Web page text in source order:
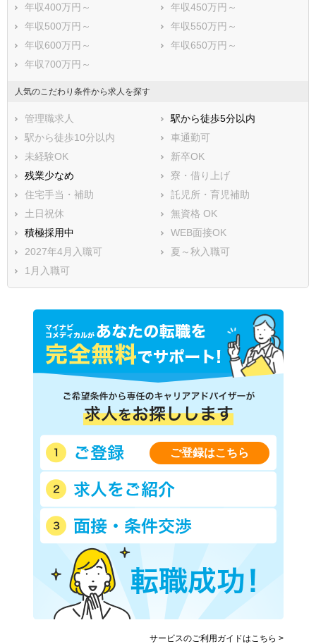
年収400万円～
年収450万円～
年収500万円～
年収550万円～
年収600万円～
年収650万円～
年収700万円～
人気のこだわり条件から求人を探す
管理職求人
駅から徒歩5分以内
駅から徒歩10分以内
車通勤可
未経験OK
新卒OK
残業少なめ
寮・借り上げ
住宅手当・補助
託児所・育児補助
土日祝休
無資格 OK
積極採用中
WEB面接OK
2027年4月入職可
夏～秋入職可
1月入職可
ご登録はこちら
サービスのご利用ガイドはこちら >